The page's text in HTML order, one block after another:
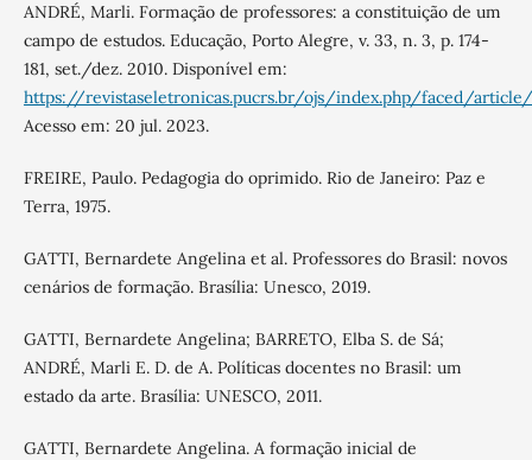
ANDRÉ, Marli. Formação de professores: a constituição de um
campo de estudos. Educação, Porto Alegre, v. 33, n. 3, p. 174-
181, set./dez. 2010. Disponível em:
https://revistaseletronicas.pucrs.br/ojs/index.php/faced/
Acesso em: 20 jul. 2023.
FREIRE, Paulo. Pedagogia do oprimido. Rio de Janeiro: Paz e
Terra, 1975.
GATTI, Bernardete Angelina et al. Professores do Brasil: novos
cenários de formação. Brasília: Unesco, 2019.
GATTI, Bernardete Angelina; BARRETO, Elba S. de Sá;
ANDRÉ, Marli E. D. de A. Políticas docentes no Brasil: um
estado da arte. Brasília: UNESCO, 2011.
GATTI, Bernardete Angelina. A formação inicial de